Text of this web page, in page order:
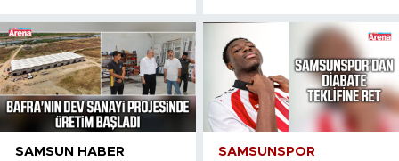
SAMSUN HABER SAMSUNSPOR